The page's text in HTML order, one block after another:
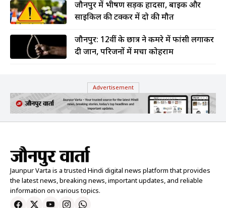
जौनपुर में भीषण सड़क हादसा, बाइक और
साइकिल की टक्कर में दो की मौत
जौनपुर: 12वीं के छात्र ने कमरे में फांसी लगाकर
दी जान, परिजनों में मचा कोहराम
Advertisement
Jaunpur Varta is a trusted Hindi digital news platform that provides
the latest news, breaking news, important updates, and reliable
information on various topics.